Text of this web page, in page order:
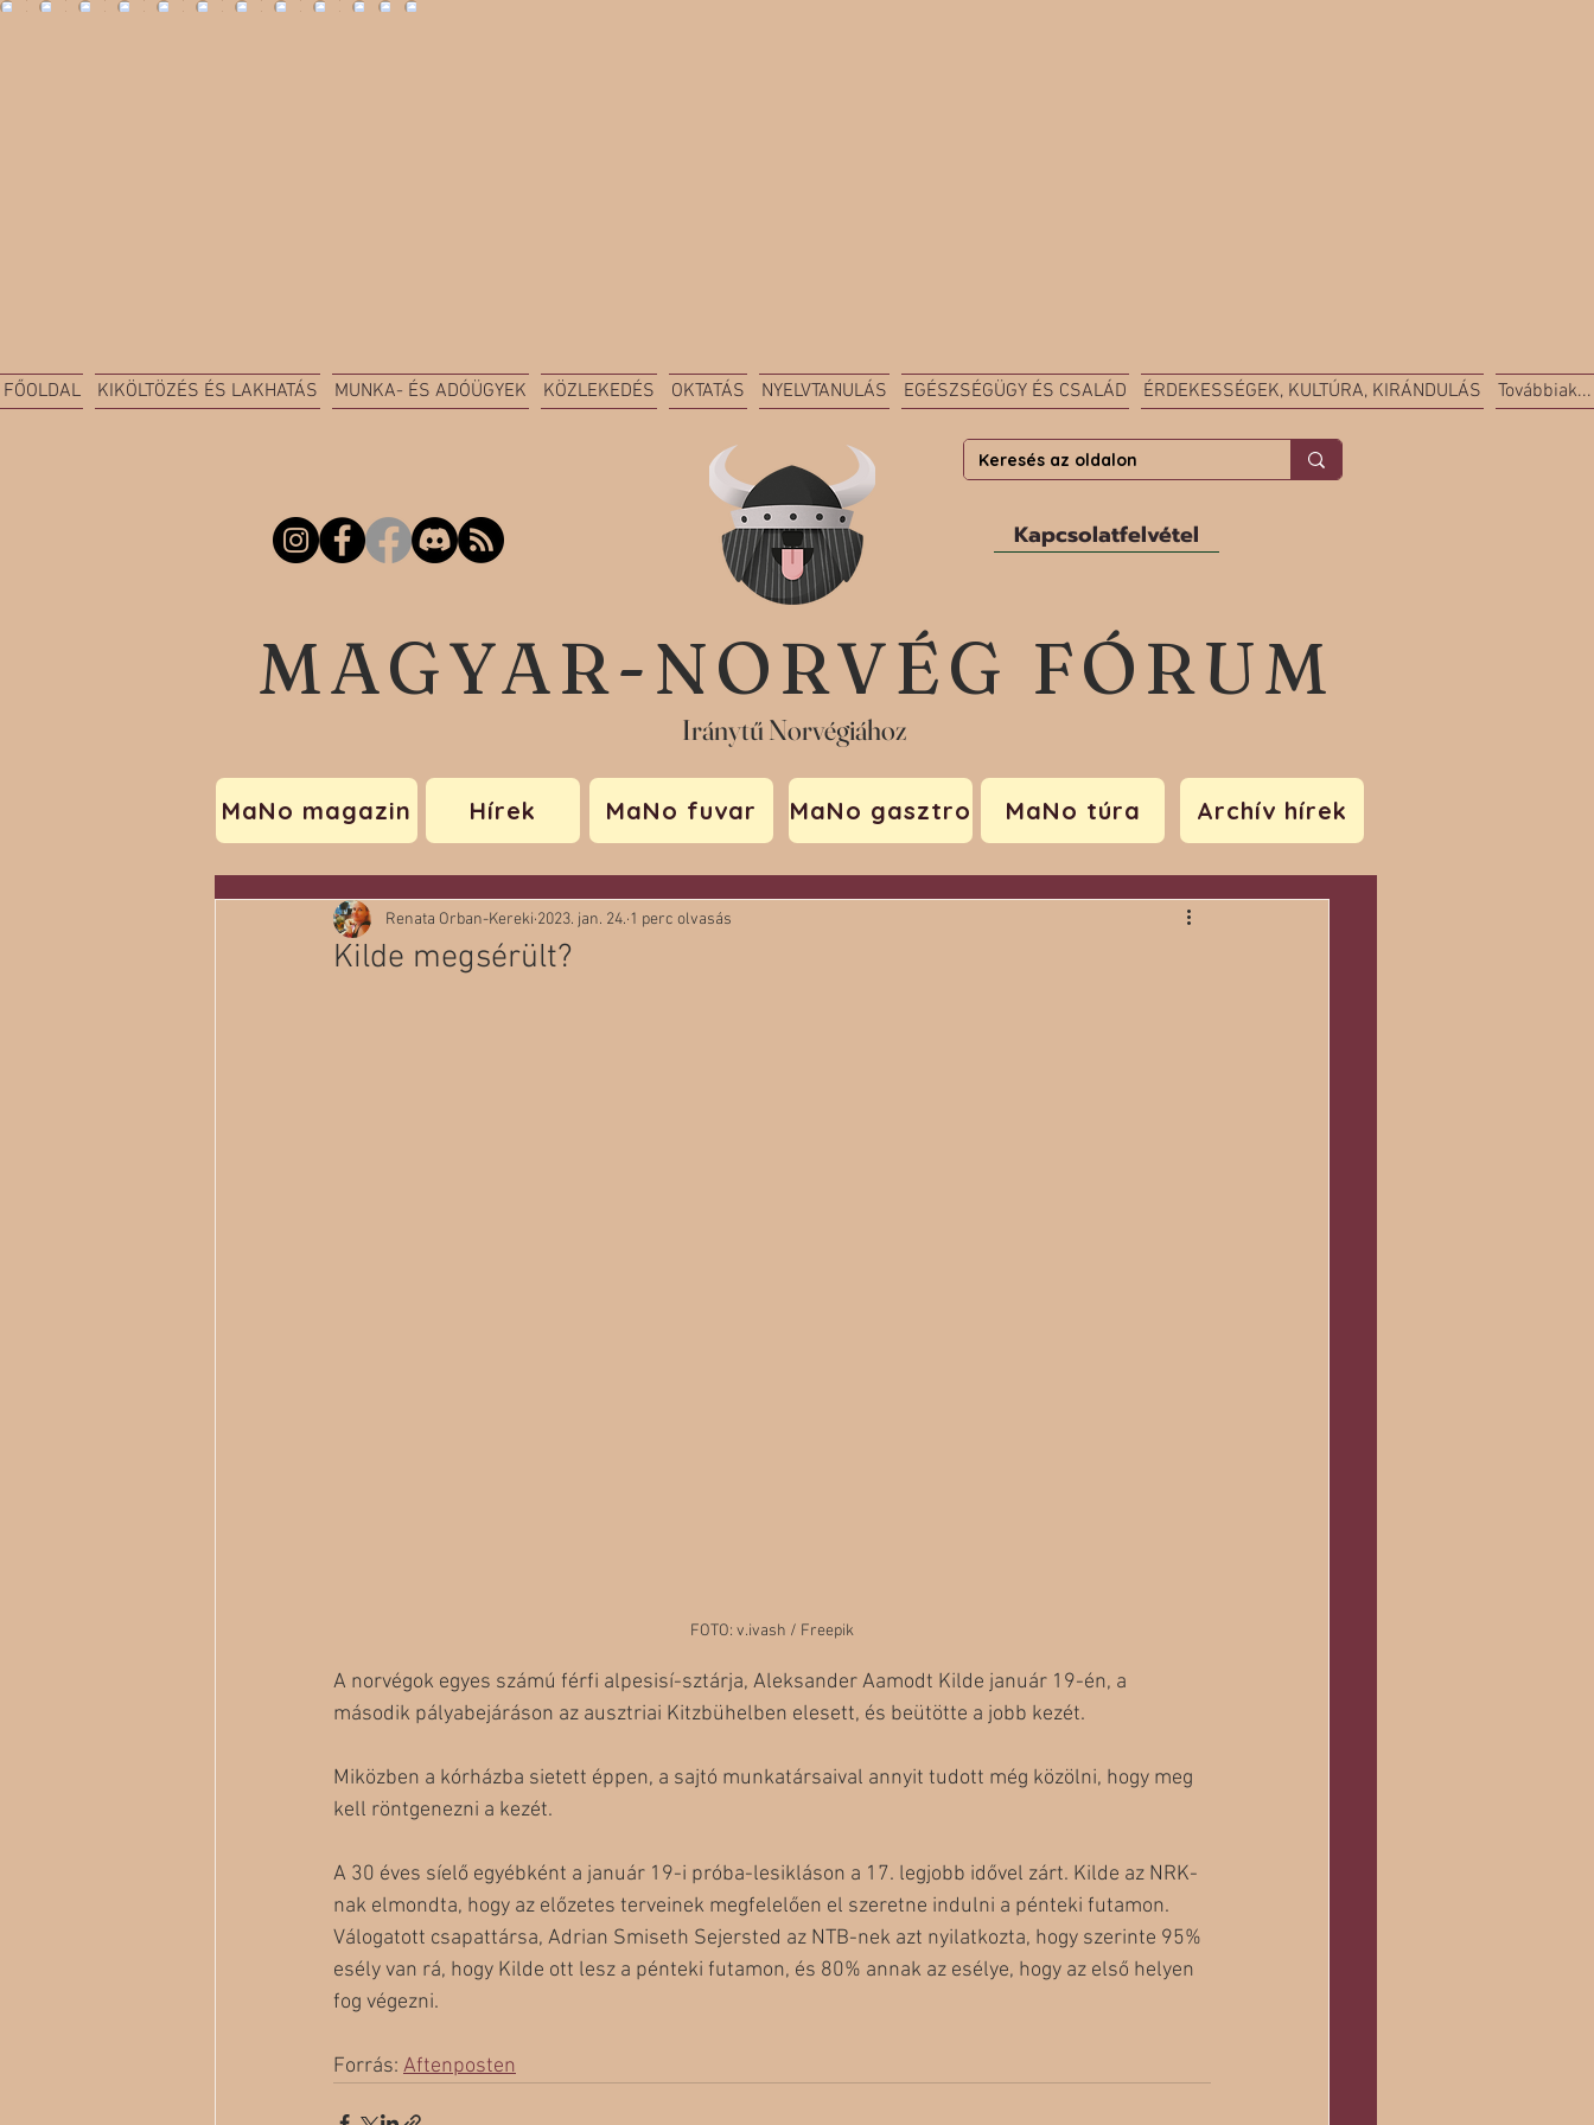
FŐOLDAL KIKÖLTÖZÉS ÉS LAKHATÁS MUNKA- ÉS ADÓÜGYEK KÖZLEKEDÉS OKTATÁS NYELVTANULÁS EGÉSZSÉGÜGY ÉS CSALÁD ÉRDEKESSÉGEK, KULTÚRA, KIRÁNDULÁS Továbbiak...
Kapcsolatfelvétel
MAGYAR-NORVÉG FÓRUM
Iránytű Norvégiához
MaNo magazin Hírek MaNo fuvar MaNo gasztro MaNo túra Archív hírek
Kilde megsérült?
Renata Orban-Kereki 2023. jan. 24. 1 perc olvasás
FOTO: v.ivash / Freepik
A norvégok egyes számú férfi alpesisí-sztárja, Aleksander Aamodt Kilde január 19-én, a
második pályabejáráson az ausztriai Kitzbühelben elesett, és beütötte a jobb kezét.
Miközben a kórházba sietett éppen, a sajtó munkatársaival annyit tudott még közölni, hogy meg
kell röntgenezni a kezét.
A 30 éves síelő egyébként a január 19-i próba-lesikláson a 17. legjobb idővel zárt. Kilde az NRK-
nak elmondta, hogy az előzetes terveinek megfelelően el szeretne indulni a pénteki futamon.
Válogatott csapattársa, Adrian Smiseth Sejersted az NTB-nek azt nyilatkozta, hogy szerinte 95%
esély van rá, hogy Kilde ott lesz a pénteki futamon, és 80% annak az esélye, hogy az első helyen
fog végezni.
Forrás: Aftenposten